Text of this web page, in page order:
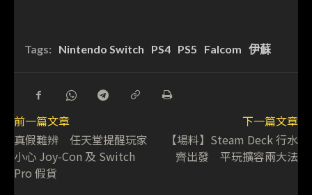
Tags: Nintendo Switch PS4 PS5 Falcom 伊蘇
前一篇文章
真假難辨 任天堂提醒玩家
小心 Joy-Con 及 Switch
Pro 假貨
下一篇文章
【場料】Steam Deck 行水
齊出發 平玩擴容兩大法